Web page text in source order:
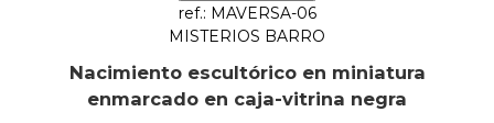
ref.: MAVERSA-06
MISTERIOS BARRO
Nacimiento escultórico en miniatura
enmarcado en caja-vitrina negra